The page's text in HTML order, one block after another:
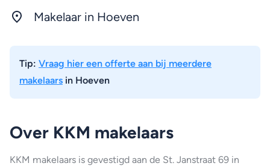
Makelaar in Hoeven
Tip: Vraag hier een offerte aan bij meerdere
makelaars in Hoeven
Over KKM makelaars
KKM makelaars is gevestigd aan de St. Janstraat 69 in